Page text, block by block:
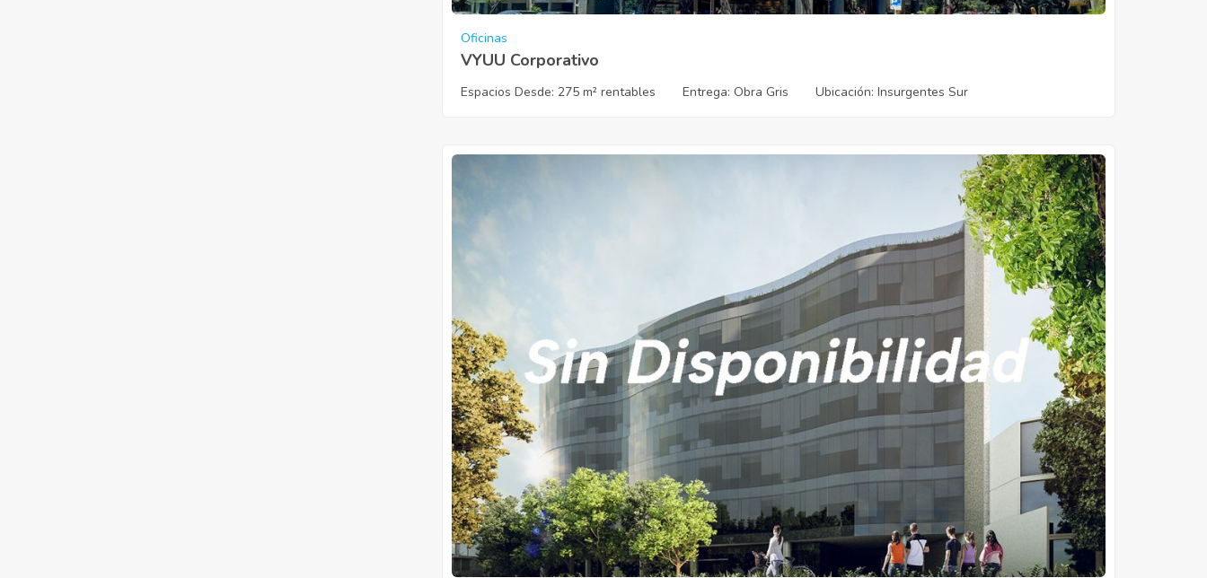
Oficinas
VYUU Corporativo
Espacios Desde: 275 m² rentables Entrega: Obra Gris Ubicación: Insurgentes Sur